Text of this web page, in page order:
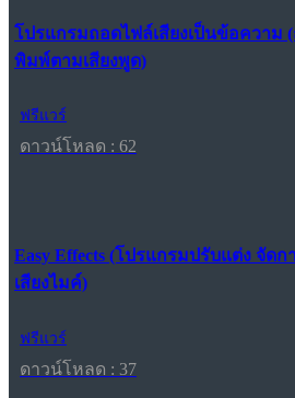
โปรแกรมถอดไฟล์เสียงเป็นข้อความ
พิมพ์ตามเสียงพูด)
ฟรีแวร์
ดาวน์โหลด : 62
Easy Effects (โปรแกรมปรับแต่ง จัดก
เสียงไมค์)
ฟรีแวร์
ดาวน์โหลด : 37